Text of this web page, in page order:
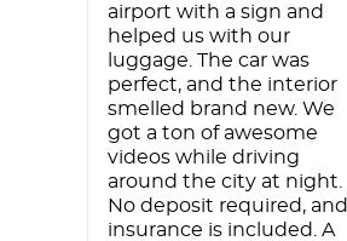
airport with a sign and
helped us with our
luggage. The car was
perfect, and the interior
smelled brand new. We
got a ton of awesome
videos while driving
around the city at night.
No deposit required, and
insurance is included. A